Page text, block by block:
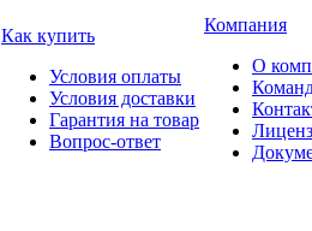
Как купить
Условия оплаты
Условия доставки
Гарантия на товар
Вопрос-ответ
Компания
О